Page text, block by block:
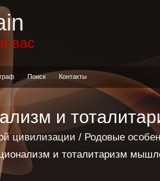
вас
Поиск Контакты
и
цивилизации / Родовые
и тоталитаризм